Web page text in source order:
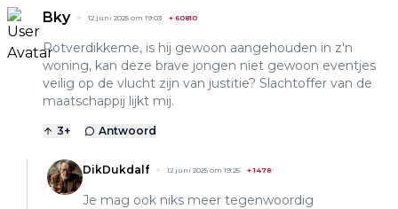
Bky 12 juni 2025 om 19:03 + 60810
Potverdikkeme, is hij gewoon aangehouden in z'n
woning, kan deze brave jongen niet gewoon eventjes
veilig op de vlucht zijn van justitie? Slachtoffer van de
maatschappij lijkt mij.
3+ Antwoord
DikDukdalf 12 juni 2025 om 19:25 +1478
Je mag ook niks meer tegenwoordig